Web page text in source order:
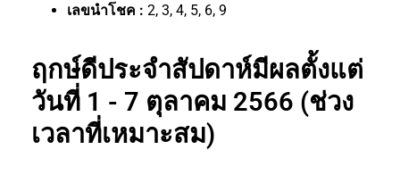
เลขนำโชค : 2, 3, 4, 5, 6, 9
ฤกษ์ดีประจำสัปดาห์มีผลตั้งแต่
วันที่ 1 - 7 ตุลาคม 2566 (ช่วง
เวลาที่เหมาะสม)